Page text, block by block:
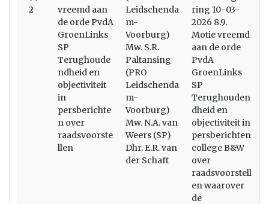
2
vreemd aan
de orde PvdA
GroenLinks
SP
Terughoude
ndheid en
objectiviteit
in
persberichte
n over
raadsvoorste
llen
Leidschenda
m-
Voorburg)
Mw. S.R.
Paltansing
(PRO
Leidschenda
m-
Voorburg)
Mw. N.A. van
Weers (SP)
Dhr. E.R. van
der Schaft
ring 10-03-
2026 8.9.
Motie vreemd
aan de orde
PvdA
GroenLinks
SP
Terughouden
dheid en
objectiviteit in
persberichten
college B&W
over
raadsvoorstell
en waarover
de